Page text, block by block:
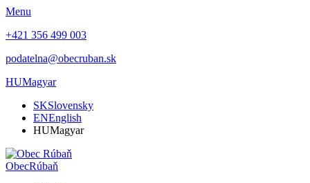
Menu
+421 356 499 003
podatelna@obecruban.sk
HUMagyar
SKSlovensky
ENEnglish
HUMagyar
ObecRúbaň